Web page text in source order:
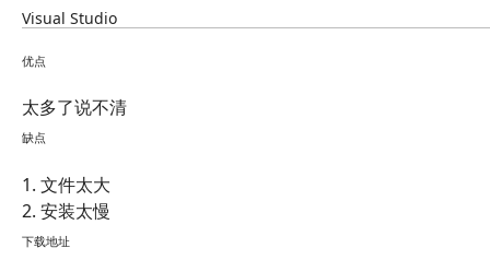
Visual Studio
优点
太多了说不清
缺点
1. 文件太大
2. 安装太慢
下载地址